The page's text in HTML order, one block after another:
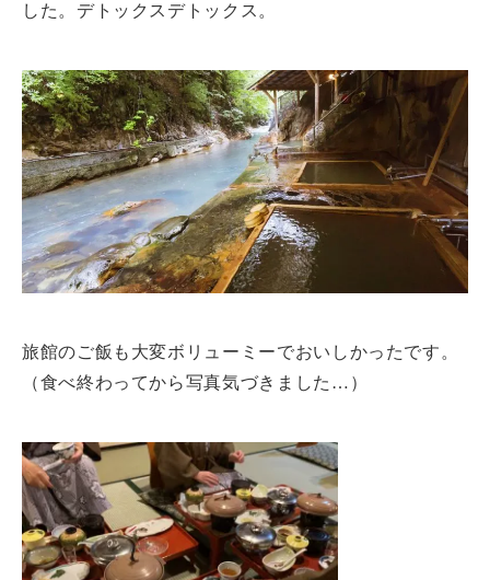
した。デトックスデトックス。
旅館のご飯も大変ボリューミーでおいしかったです。
（食べ終わってから写真気づきました…）